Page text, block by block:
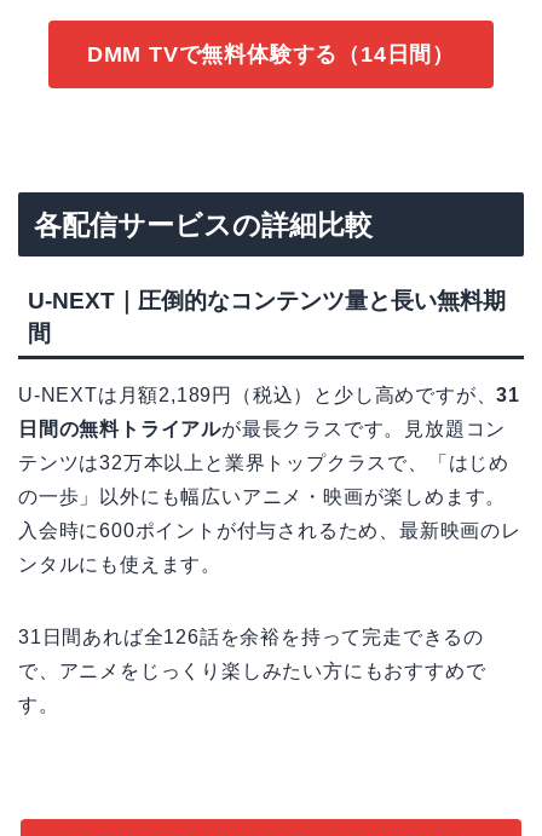
DMM TVで無料体験する（14日間）
各配信サービスの詳細比較
U-NEXT｜圧倒的なコンテンツ量と長い無料期
間
U-NEXTは月額2,189円（税込）と少し高めですが、31
日間の無料トライアルが最長クラスです。見放題コン
テンツは32万本以上と業界トップクラスで、「はじめ
の一歩」以外にも幅広いアニメ・映画が楽しめます。
入会時に600ポイントが付与されるため、最新映画のレ
ンタルにも使えます。
31日間あれば全126話を余裕を持って完走できるの
で、アニメをじっくり楽しみたい方にもおすすめで
す。